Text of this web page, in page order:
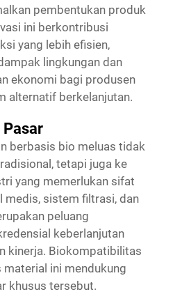
pembentukan produk
ini berkontribusi
yang lebih efisien,
lingkungan dan
ekonomi bagi produsen
alternatif berkelanjutan.
Pasar
berbasis bio meluas tidak
tetapi juga ke
yang memerlukan sifat
medis, sistem filtrasi, dan
peluang
keberlanjutan
kinerja. Biokompatibilitas
ini mendukung
khusus tersebut.